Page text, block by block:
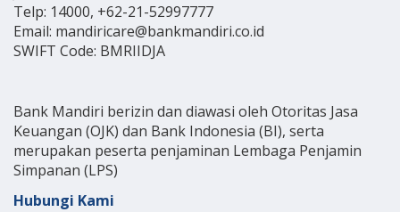
Telp: 14000, +62-21-52997777
Email: mandiricare@bankmandiri.co.id
SWIFT Code: BMRIIDJA
Bank Mandiri berizin dan diawasi oleh Otoritas Jasa
Keuangan (OJK) dan Bank Indonesia (BI), serta
merupakan peserta penjaminan Lembaga Penjamin
Simpanan (LPS)
Hubungi Kami